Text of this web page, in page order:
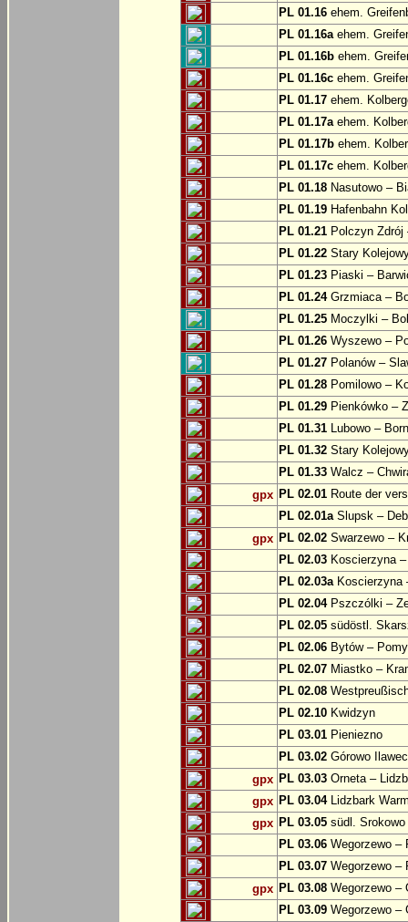
PL 01.16 ehem.
PL 01.16aehem.
PL 01.16b ehem.
PL 01.16c ehem.
PL 01.17 ehem.
PL 01.17aehem.
PL 01.17b ehem.
PL 01.17c ehem.
PL 01.18 Nasutowo –
PL 01.19 Hafenbahn
PL 01.21 Polczyn
PL 01.22 Stary
PL 01.23 Piaski –
PL 01.24Grzmiaca –
PL 01.25 Moczylki –
PL 01.26 Wyszewo –
PL 01.27 Polanów –
PL 01.28 Pomilowo –
PL 01.29 Pienkówko –
PL 01.31 Lubowo –
PL 01.32 Stary
PL 01.33 Walcz –
gpx PL 02.01 Route der
PL 02.01aSlupsk –
gpx PL 02.02 Swarzewo –
PL 02.03 Koscierzyna
PL 02.03aKoscierzyna
PL 02.04Pszczólki –
PL 02.05 südöstl.
PL 02.06 Bytów –
PL 02.07 Miastko –
PL 02.08
PL 02.10 Kwidzyn
PL 03.01 Pieniezno
PL 03.02 Górowo
gpx PL 03.03 Orneta –
gpx PL 03.04Lidzbark
gpx PL 03.05 südl.
PL 03.06 Wegorzewo –
PL 03.07 Wegorzewo –
gpx PL 03.08 Wegorzewo –
PL 03.09 Wegorzewo –